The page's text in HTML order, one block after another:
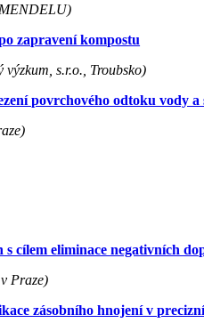
zapravení kompostu
s.r.o., Troubsko)
povrchového odtoku vody a
cílem eliminace negativních
Praze)
zásobního hnojení v